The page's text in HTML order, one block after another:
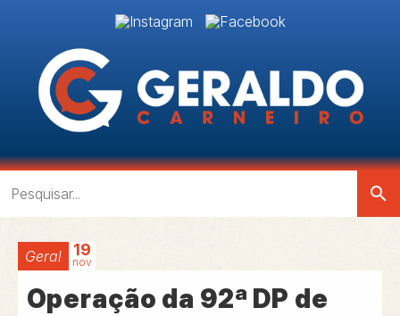
search
Geral 19
nov
Operação da 92ª DP de